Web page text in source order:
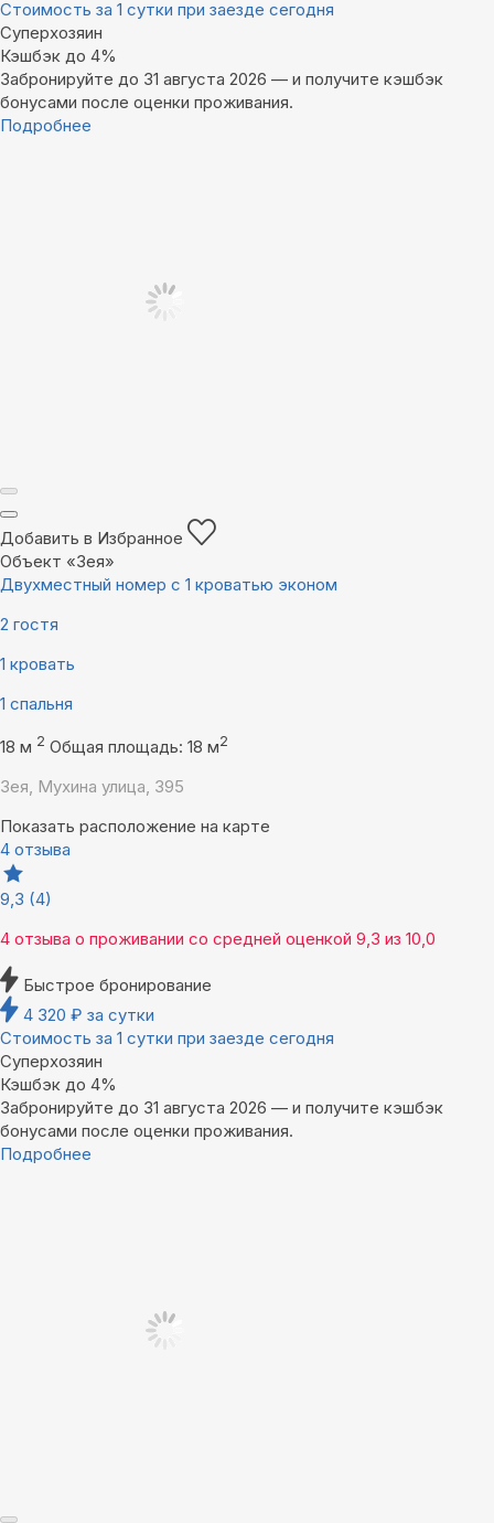
Стоимость за 1 сутки при заезде сегодня
Суперхозяин
Кэшбэк до 4%
Забронируйте до 31 августа 2026 — и получите кэшбэк
бонусами после оценки проживания.
Подробнее
Добавить в Избранное
Объект «Зея»
Двухместный номер с 1 кроватью эконом
2 гостя
1 кровать
1 спальня
18 м 2 Общая площадь: 18 м2
Зея, Мухина улица, 395
Показать расположение на карте
4 отзыва
9,3 (4)
4 отзыва о проживании со средней оценкой 9,3 из 10,0
Быстрое бронирование
4 320 ₽ за сутки
Стоимость за 1 сутки при заезде сегодня
Суперхозяин
Кэшбэк до 4%
Забронируйте до 31 августа 2026 — и получите кэшбэк
бонусами после оценки проживания.
Подробнее